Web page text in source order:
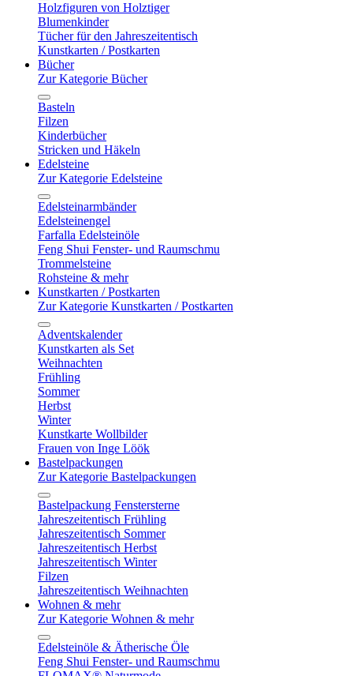
Holzfiguren von Holztiger
Blumenkinder
Tücher für den Jahreszeitentisch
Kunstkarten / Postkarten
Bücher
Zur Kategorie Bücher
Basteln
Filzen
Kinderbücher
Stricken und Häkeln
Edelsteine
Zur Kategorie Edelsteine
Edelsteinarmbänder
Edelsteinengel
Farfalla Edelsteinöle
Feng Shui Fenster- und Raumschmu
Trommelsteine
Rohsteine & mehr
Kunstkarten / Postkarten
Zur Kategorie Kunstkarten / Postkarten
Adventskalender
Kunstkarten als Set
Weihnachten
Frühling
Sommer
Herbst
Winter
Kunstkarte Wollbilder
Frauen von Inge Löök
Bastelpackungen
Zur Kategorie Bastelpackungen
Bastelpackung Fenstersterne
Jahreszeitentisch Frühling
Jahreszeitentisch Sommer
Jahreszeitentisch Herbst
Jahreszeitentisch Winter
Filzen
Jahreszeitentisch Weihnachten
Wohnen & mehr
Zur Kategorie Wohnen & mehr
Edelsteinöle & Ätherische Öle
Feng Shui Fenster- und Raumschmu